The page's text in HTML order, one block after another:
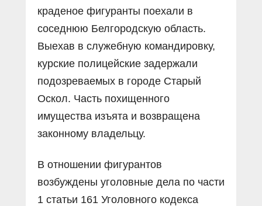
краденое фигуранты поехали в
соседнюю Белгородскую область.
Выехав в служебную командировку,
курские полицейские задержали
подозреваемых в городе Старый
Оскол. Часть похищенного
имущества изъята и возвращена
законному владельцу.
В отношении фигурантов
возбуждены уголовные дела по части
1 статьи 161 Уголовного кодекса